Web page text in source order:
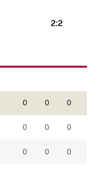
2:2
0 0 0
0 0 0
0 0 0